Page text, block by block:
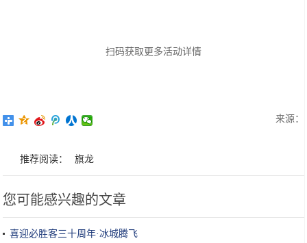
扫码获取更多活动详情
来源：
推荐阅读： 旗龙
您可能感兴趣的文章
喜迎必胜客三十周年·冰城腾飞